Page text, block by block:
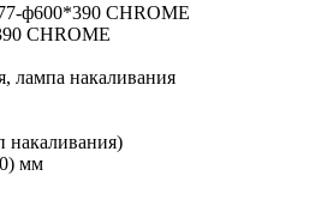
ф600*390 CHROME
CHROME
лампа накаливания
накаливания)
мм